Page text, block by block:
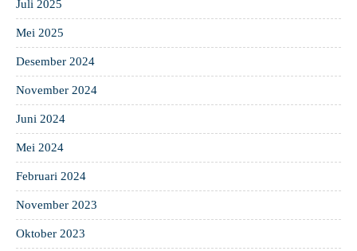
Juli 2025
Mei 2025
Desember 2024
November 2024
Juni 2024
Mei 2024
Februari 2024
November 2023
Oktober 2023